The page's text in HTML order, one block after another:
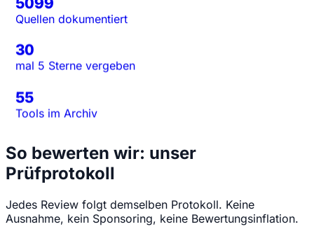
Quellen dokumentiert
30
mal 5 Sterne vergeben
55
Tools im Archiv
So bewerten wir: unser
Prüfprotokoll
Jedes Review folgt demselben Protokoll. Keine
Ausnahme, kein Sponsoring, keine Bewertungsinflation.